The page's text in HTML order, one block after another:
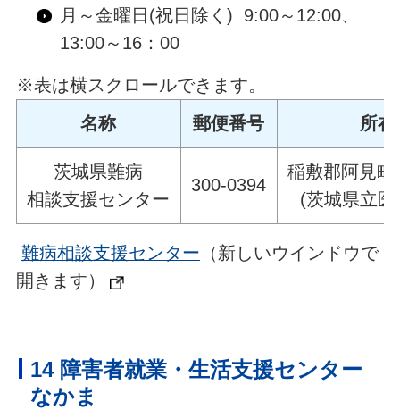
月～金曜日(祝日除く) 9:00～12:00、
13:00～16：00
※表は横スクロールできます。
名称
郵便番号 所在
茨城県難病
相談支援センター
300-0394
稲敷郡阿見
(茨城県立
難病相談支援センター （新しいウインドウで
開きます）
14 障害者就業・生活支援センター
なかま